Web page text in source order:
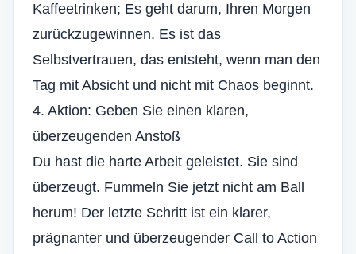
Kaffeetrinken; Es geht darum, Ihren Morgen
zurückzugewinnen. Es ist das
Selbstvertrauen, das entsteht, wenn man den
Tag mit Absicht und nicht mit Chaos beginnt.
4. Aktion: Geben Sie einen klaren,
überzeugenden Anstoß
Du hast die harte Arbeit geleistet. Sie sind
überzeugt. Fummeln Sie jetzt nicht am Ball
herum! Der letzte Schritt ist ein klarer,
prägnanter und überzeugender Call to Action